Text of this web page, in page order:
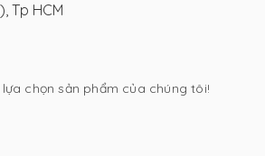
Tp HCM
chọn sản phẩm của chúng tôi!